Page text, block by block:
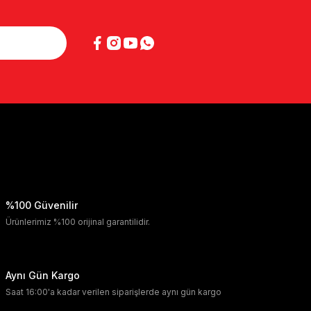
%100 Güvenilir
Ürünlerimiz %100 orijinal garantilidir.
Aynı Gün Kargo
Saat 16:00'a kadar verilen siparişlerde aynı gün kargo